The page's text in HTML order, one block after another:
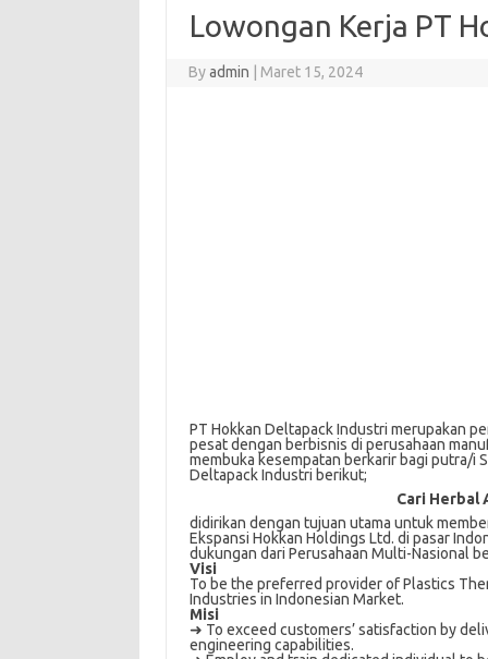
Lowongan Kerja PT
Byadmin Maret 15, 2024
PT Hokkan Deltapack Industri merupakan
pesat dengan berbisnis di perusahaan
membuka kesempatan berkarir bagi putra/i
Deltapack Industri berikut;
Cari Herbal
didirikan dengan tujuan utama untuk
Ekspansi Hokkan Holdings Ltd. di pasar
dukungan dari Perusahaan Multi-Nasional
Visi
To be the preferred provider of Plastics
Industries in Indonesian Market.
Misi
➜ To exceed customers’ satisfaction by
engineering capabilities.